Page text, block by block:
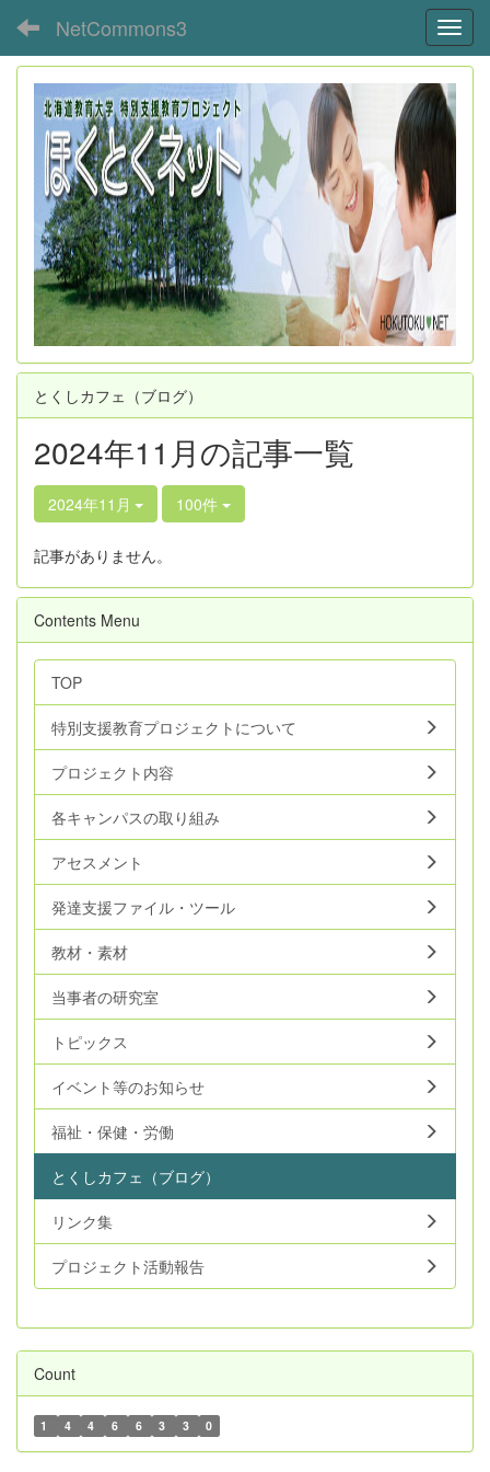
NetCommons3
とくしカフェ（ブログ）
2024年11月の記事一覧
2024年11月 100件
記事がありません。
Contents Menu
TOP
特別支援教育プロジェクトについて
プロジェクト内容
各キャンパスの取り組み
アセスメント
発達支援ファイル・ツール
教材・素材
当事者の研究室
トピックス
イベント等のお知らせ
福祉・保健・労働
とくしカフェ（ブログ）
リンク集
プロジェクト活動報告
Count
1 4 4 6 6 3 3 0